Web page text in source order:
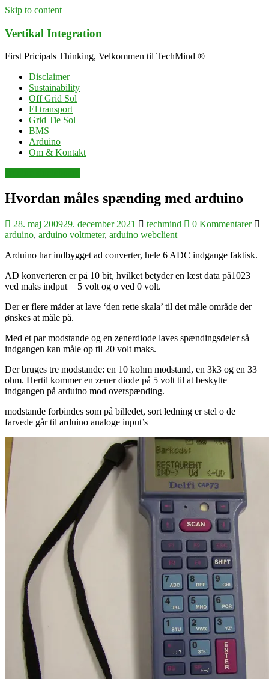
Skip to content
Vertikal Integration
First Pricipals Thinking, Velkommen til TechMind ®
Disclaimer
Sustainability
Off Grid Sol
El transport
Grid Tie Sol
BMS
Arduino
Om & Kontakt
Hvordan måles spænding med arduino
28. maj 200929. december 2021 techmind
0 Kommentarer
arduino, arduino voltmeter, arduino webclient
Arduino har indbygget ad converter, hele 6 ADC indgange faktisk.
AD konverteren er på 10 bit, hvilket betyder en læst data på1023
ved maks indput = 5 volt og o ved 0 volt.
Der er flere måder at lave ‘den rette skala’ til det måle område der
ønskes at måle på.
Med et par modstande og en zenerdiode laves spændingsdeler så
indgangen kan måle op til 20 volt maks.
Der bruges tre modstande: en 10 kohm modstand, en 3k3 og en 33
ohm. Hertil kommer en zener diode på 5 volt til at beskytte
indgangen på arduino mod overspænding.
modstande forbindes som på billedet, sort ledning er stel o de
farvede går til arduino analoge input’s